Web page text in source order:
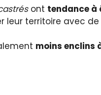
ont tendance à
leur territoire avec de
moins enclins